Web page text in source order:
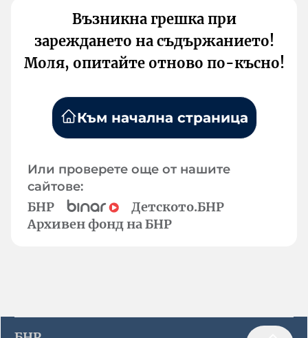
Възникна грешка при
зареждането на съдържанието!
Моля, опитайте отново по-късно!
Към начална страница
Или проверете още от нашите
сайтове:
БНР
Детското.БНР
Архивен фонд на БНР